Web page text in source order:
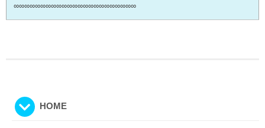
∞∞∞∞∞∞∞∞∞∞∞∞∞∞∞∞∞∞∞∞∞∞∞
HOME